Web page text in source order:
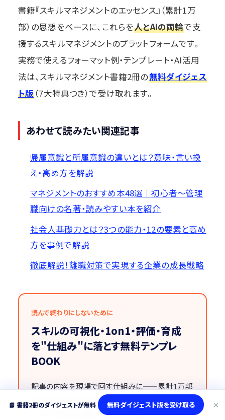
書籍『スキルマネジメントのエッセンス』（累計1万
部）の思想をベースに、これらを人とAIの両輪で支
援するスキルマネジメントのプラットフォームです。
実務で使えるフォーマット例・テンプレート・AI活用
法は、スキルマネジメント書籍2冊の無料ダイジェス
ト版（7大特典つき）で受け取れます。
あわせて読みたい関連記事
帰属意識と所属意識の違いとは？意味・言い換
え・高め方を解説
マネジメントのおすすめ本48選｜初心者〜管理
職向けの名著・読みやすい本を紹介
社会人基礎力とは？3つの能力・12の要素と高め
方を事例で解説
徹底解説！離職対策で実現する企業の成長戦略
読んで終わりにしないために
スキルの可視化・1on1・評価・育成
を"仕組み"に落とす無料テンプレ
BOOK
記事の内容を現場で回す仕組みに——累計1万部
『スキルマネジメント』の著者が作った実務テンプ
レ＆7大特典を、無料でお届けします。
📘 書籍2冊のダイジェストが無料 無料ダイジェスト版を受け取る ×